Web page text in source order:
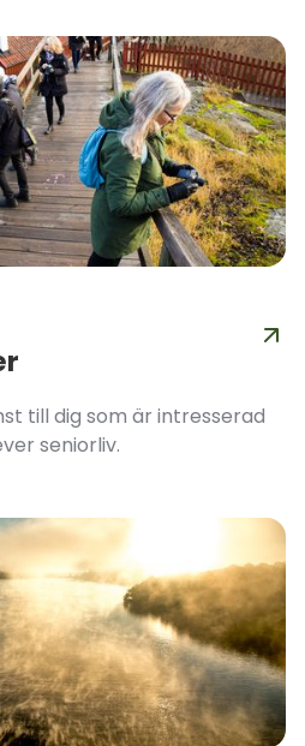
till dig som är intresserad
seniorliv.